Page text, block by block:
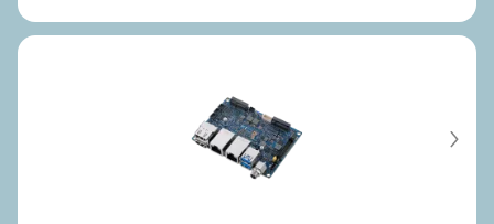
M.2 E Key(Wi-Fi 모듈, etc.) 포함
업 전력 환경에 적합